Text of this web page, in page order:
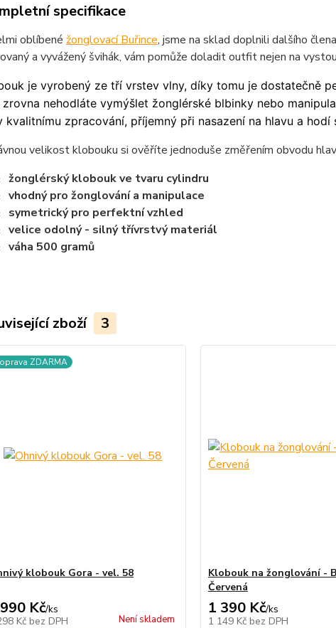
specifikace
oblíbené žonglovací Buřince, jsme na sklad doplnili dalšího
a vyvážený švihák, vám pomůže doladit outfit nejen na
je vyrobený ze tří vrstev vlny, díky tomu je dostatečně
zrovna nehodláte vymýšlet žonglérské blbinky nebo
kvalitnímu zpracování, příjemný při nasazení na hlavu a hodí
velikost klobouku si ověříte jednoduše změřením obvodu
žonglérský klobouk ve tvaru cylindru
vhodný pro žonglování a manipulace
symetrický pro perfektní vzhled
velice odolný - silný třívrstvý materiál
váha 500 gramů
zboží 3
ZDARMA
klobouk Gora - vel. 58
Kč/ks
Kč bez DPH Není skladem
Klobouk na žonglování -
Červená
1 390 Kč/ks
1 149 Kč bez DPH